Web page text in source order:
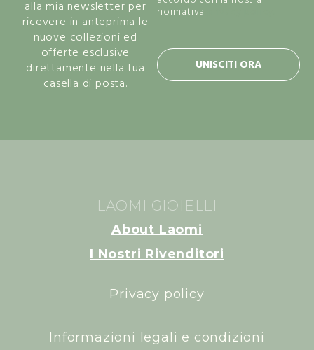
alla mia newsletter per
ricevere in anteprima le
nuove collezioni ed
offerte esclusive
direttamente nella tua
casella di posta.
normativa
UNISCITI ORA
LAOMI GIOIELLI
About Laomi
I Nostri Rivenditori
Privacy policy
Informazioni legali e condizioni